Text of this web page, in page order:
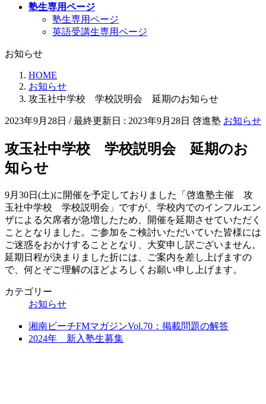
塾生専用ページ
塾生専用ページ
英語受講生専用ページ
お知らせ
HOME
お知らせ
攻玉社中学校 学校説明会 延期のお知らせ
2023年9月28日 / 最終更新日 : 2023年9月28日 啓進塾 お知らせ
攻玉社中学校 学校説明会 延期のお
知らせ
9月30日(土)に開催を予定しておりました「啓進塾主催 攻
玉社中学校 学校説明会」ですが、学校内でのインフルエン
ザによる欠席者が急増したため、開催を延期させていただく
こととなりました。ご参加をご検討いただいていた皆様には
ご迷惑をおかけすることとなり、大変申し訳ございません。
延期日程が決まりました折には、ご案内を差し上げますの
で、何とぞご理解のほどよろしくお願い申し上げます。
カテゴリー
お知らせ
湘南ビーチFMマガジンVol.70：掲載問題の解答
2024年 新入塾生募集